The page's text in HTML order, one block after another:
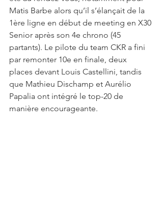
Matis Barbe alors qu’il s’élançait de la
1ère ligne en début de meeting en X30
Senior après son 4e chrono (45
partants). Le pilote du team CKR a fini
par remonter 10e en finale, deux
places devant Louis Castellini, tandis
que Mathieu Dischamp et Aurélio
Papalia ont intégré le top-20 de
manière encourageante.